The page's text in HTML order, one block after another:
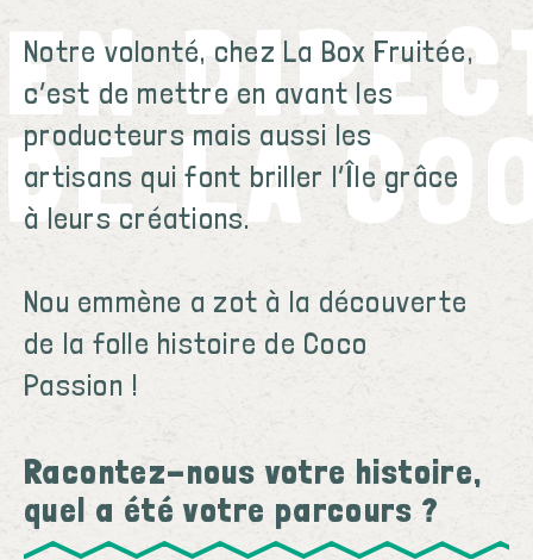
EN
DE LA
Notre volonté, chez La Box Fruitée,
c’est de mettre en avant les
producteurs mais aussi les
artisans qui font briller l’Île grâce
à leurs créations.
Nou emmène a zot à la découverte
de la folle histoire de Coco
Passion !
Racontez-nous votre histoire,
quel a été votre parcours ?